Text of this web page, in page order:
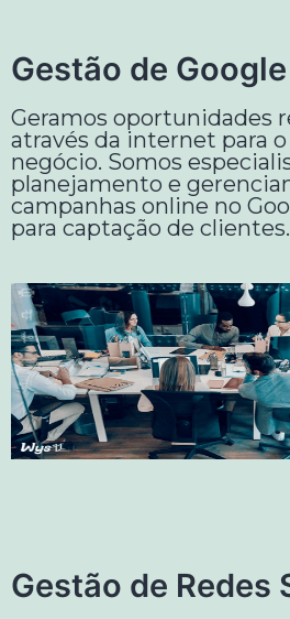
Gestão de
Geramos oportunidades
através da internet para o
negócio. Somos
planejamento e
campanhas online no
para captação de clientes.
Gestão de Redes